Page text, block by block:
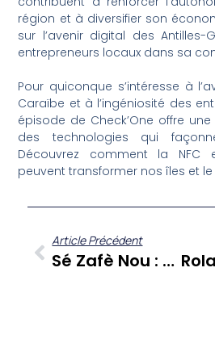
région et à diversifier son
sur l’avenir digital des
entrepreneurs locaux dans sa
Pour quiconque s’intéresse à
Caraïbe et à l’ingéniosité des
épisode de Check’One offre
des technologies qui
Découvrez comment la NFC
peuvent transformer nos îles et
Article Précédent
Sé Zafè Nou : Annick Ozier Lafontaine, Une Vie Au Service Des Antilles Et De La Guyane